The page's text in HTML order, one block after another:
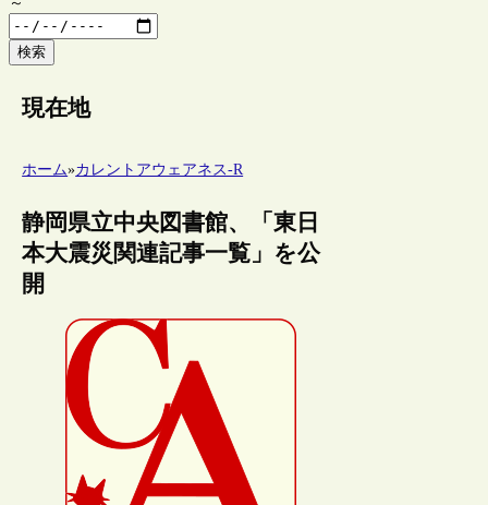
検索
現在地
ホーム»カレントアウェアネス-R
静岡県立中央図書館、「東日
本大震災関連記事一覧」を公
開